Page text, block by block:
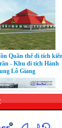
Quần thể di tích kiến
- Khu di tích Hành
Lỗ Giang